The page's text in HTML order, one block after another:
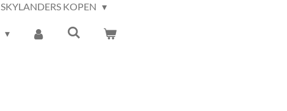
SKYLANDERS KOPEN